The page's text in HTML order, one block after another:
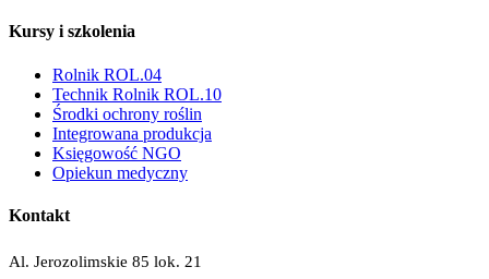
Kursy i szkolenia
Rolnik ROL.04
Technik Rolnik ROL.10
Środki ochrony roślin
Integrowana produkcja
Księgowość NGO
Opiekun medyczny
Kontakt
Al. Jerozolimskie 85 lok. 21